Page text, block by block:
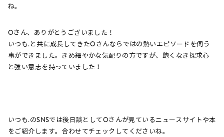
ね。
Oさん、ありがとうございました！
いつも.と共に成長してきたOさんならではの熱いエピソードを伺う
事ができました。きめ細やかな気配りの方ですが、飽くなき探求心
と強い意志を持っていました！
いつも.のSNSでは後日談としてOさんが見ているニュースサイトや本
をご紹介します。合わせてチェックしてくださいね。